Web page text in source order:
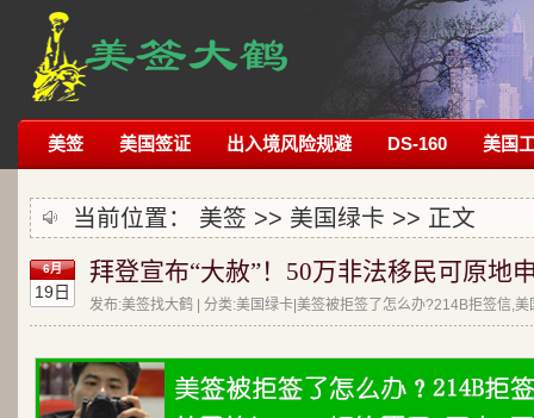
美签 美国签证 出入境风险规避 DS-160 美国
当前位置： 美签 >> 美国绿卡 >> 正文
6月
19日
拜登宣布“大赦”！50万非法移民可原地
发布:美签找大鹤 | 分类:美国绿卡|美签被拒签了怎么办?214B拒签信,